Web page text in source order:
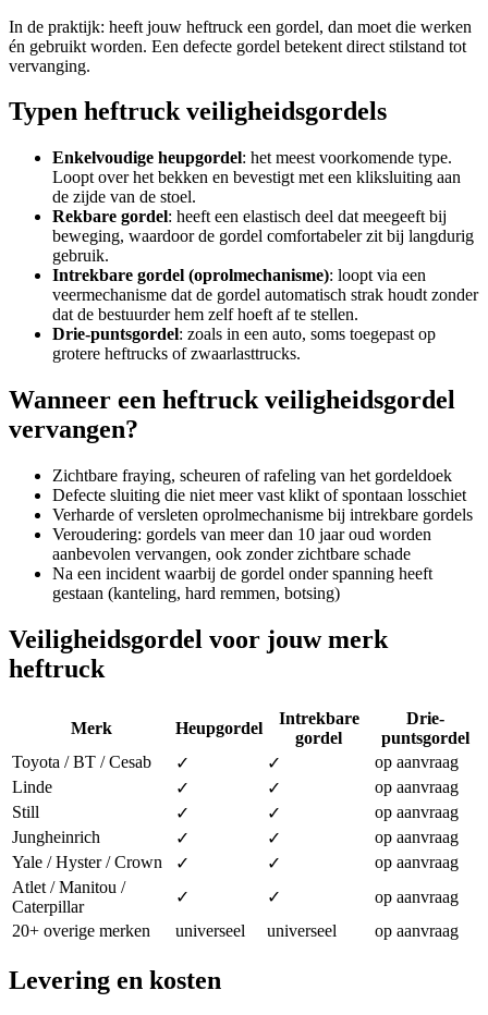
In de praktijk: heeft jouw heftruck een gordel, dan moet die werken
én gebruikt worden. Een defecte gordel betekent direct stilstand tot
vervanging.
Typen heftruck veiligheidsgordels
Enkelvoudige heupgordel: het meest voorkomende type.
Loopt over het bekken en bevestigt met een kliksluiting aan
de zijde van de stoel.
Rekbare gordel: heeft een elastisch deel dat meegeeft bij
beweging, waardoor de gordel comfortabeler zit bij langdurig
gebruik.
Intrekbare gordel (oprolmechanisme): loopt via een
veermechanisme dat de gordel automatisch strak houdt zonder
dat de bestuurder hem zelf hoeft af te stellen.
Drie-puntsgordel: zoals in een auto, soms toegepast op
grotere heftrucks of zwaarlasttrucks.
Wanneer een heftruck veiligheidsgordel
vervangen?
Zichtbare fraying, scheuren of rafeling van het gordeldoek
Defecte sluiting die niet meer vast klikt of spontaan losschiet
Verharde of versleten oprolmechanisme bij intrekbare gordels
Veroudering: gordels van meer dan 10 jaar oud worden
aanbevolen vervangen, ook zonder zichtbare schade
Na een incident waarbij de gordel onder spanning heeft
gestaan (kanteling, hard remmen, botsing)
Veiligheidsgordel voor jouw merk
heftruck
Merk Heupgordel
Intrekbare
gordel
Drie-
puntsgordel
Toyota / BT / Cesab
✓ ✓
op aanvraag
Linde
✓ ✓
op aanvraag
Still
✓ ✓
op aanvraag
Jungheinrich
✓ ✓
op aanvraag
Yale / Hyster / Crown
✓ ✓
op aanvraag
Atlet / Manitou /
Caterpillar
✓ ✓
op aanvraag
20+ overige merken
universeel universeel op aanvraag
Levering en kosten